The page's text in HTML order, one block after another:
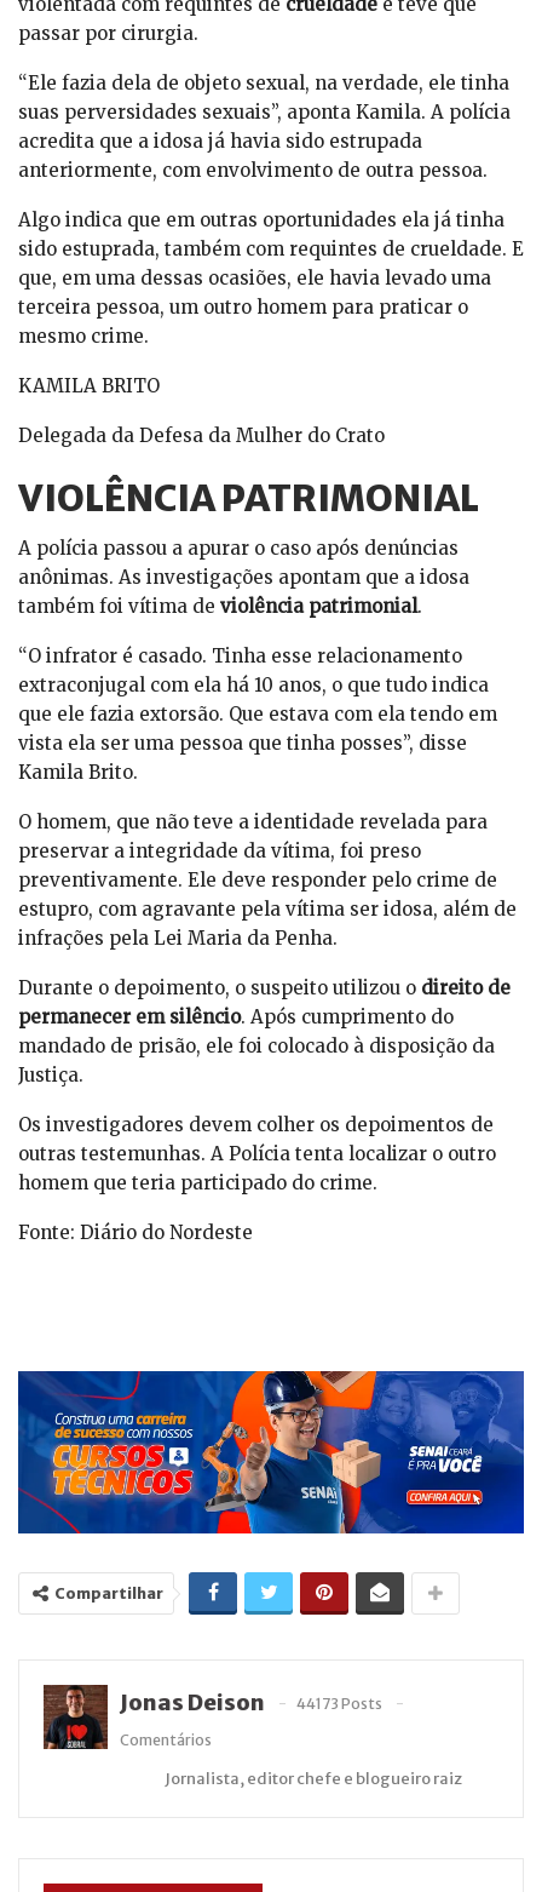
passar por cirurgia.
“Ele fazia dela de objeto sexual, na verdade, ele tinha
suas perversidades sexuais”, aponta Kamila. A polícia
acredita que a idosa já havia sido estrupada
anteriormente, com envolvimento de outra pessoa.
Algo indica que em outras oportunidades ela já tinha
sido estuprada, também com requintes de crueldade. E
que, em uma dessas ocasiões, ele havia levado uma
terceira pessoa, um outro homem para praticar o
mesmo crime.
KAMILA BRITO
Delegada da Defesa da Mulher do Crato
VIOLÊNCIA PATRIMONIAL
A polícia passou a apurar o caso após denúncias
anônimas. As investigações apontam que a idosa
também foi vítima de violência patrimonial.
“O infrator é casado. Tinha esse relacionamento
extraconjugal com ela há 10 anos, o que tudo indica
que ele fazia extorsão. Que estava com ela tendo em
vista ela ser uma pessoa que tinha posses”, disse
Kamila Brito.
O homem, que não teve a identidade revelada para
preservar a integridade da vítima, foi preso
preventivamente. Ele deve responder pelo crime de
estupro, com agravante pela vítima ser idosa, além de
infrações pela Lei Maria da Penha.
Durante o depoimento, o suspeito utilizou o direito de
permanecer em silêncio. Após cumprimento do
mandado de prisão, ele foi colocado à disposição da
Justiça.
Os investigadores devem colher os depoimentos de
outras testemunhas. A Polícia tenta localizar o outro
homem que teria participado do crime.
Fonte: Diário do Nordeste
Compartilhar
Jonas Deison
44173 Posts
Comentários
Jornalista, editor chefe e blogueiro raiz